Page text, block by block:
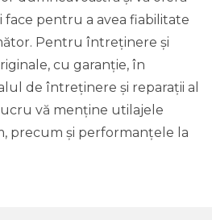
pentru a avea fiabilitate
Pentru întreținere și
cu garanție, în
de întreținere și reparații al
vă menține utilajele
precum și performanțele la